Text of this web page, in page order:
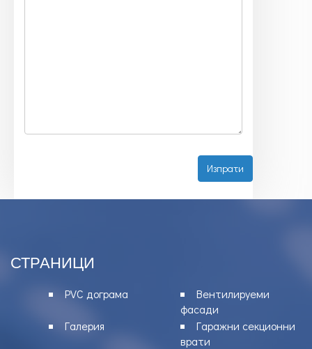
СТРАНИЦИ
PVC дограма
Вентилируеми
фасади
Галерия
Гаражни секционни
врати